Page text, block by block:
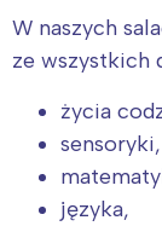
W naszych
ze wszystkich
życia
sensoryki,
języka,